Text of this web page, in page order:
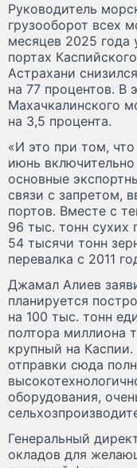
Руководитель
грузооборот всех
месяцев 2025 года
портах
Астрахани
на 77 процентов. В
Махачкалинского
на 3,5 процента.
«И это при том,
июнь
основные
связи с запретом,
портов. Вместе с
96 тыс. тонн сухих
54 тысячи тонн
перевалка с 2011
Джамал Алиев
планируется
на 100 тыс. тонн
полтора миллиона
крупный на
отправки сюда
оборудования,
Генеральный
окладов для